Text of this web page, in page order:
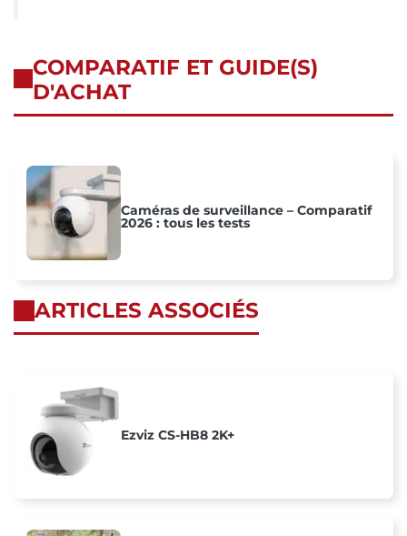
COMPARATIF ET GUIDE(S)
D'ACHAT
Caméras de surveillance – Comparatif
2026 : tous les tests
ARTICLES ASSOCIÉS
Ezviz CS-HB8 2K+